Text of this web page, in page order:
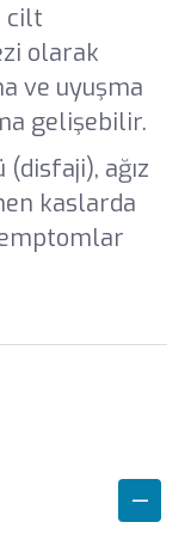
cilt
olarak
ve uyuşma
gelişebilir.
ağız
kaslarda